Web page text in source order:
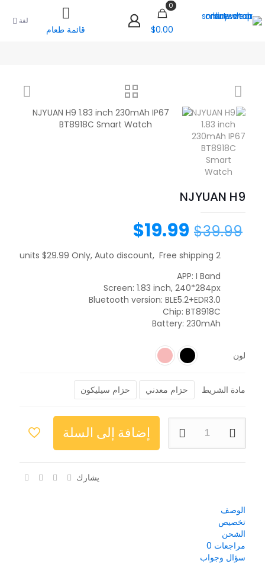
0
$0.00 قائمة طعام
لغة
NJYUAN H9
$39.99
$19.99
2 units $29.99 Only, Auto discount, Free shipping
APP: I Band
Screen: 1.83 inch, 240*284px
Bluetooth version: BLE5.2+EDR3.0
Chip: BT8918C
Battery: 230mAh
لون
مادة الشريط حزام معدني حزام سيليكون
إضافة إلى السلة
يشارك
الوصف
تخصيص
الشحن
مراجعات 0
سؤال وجواب